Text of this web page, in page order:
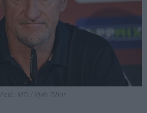
Fotó: MTI / Illyés Tibor